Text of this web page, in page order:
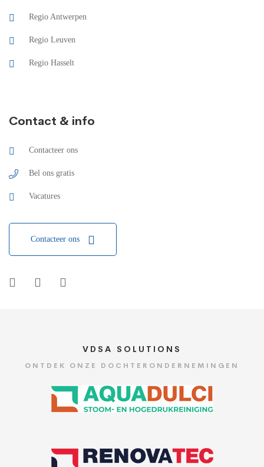
Regio Antwerpen
Regio Leuven
Regio Hasselt
Contact & info
Contacteer ons
Bel ons gratis
Vacatures
Contacteer ons
VDSA SOLUTIONS
ONTDEK ONZE DOCHTERONDERNEMINGEN